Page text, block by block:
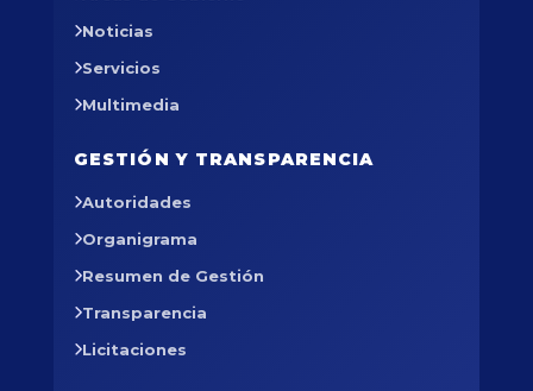
Noticias
Servicios
Multimedia
GESTIÓN Y TRANSPARENCIA
Autoridades
Organigrama
Resumen de Gestión
Transparencia
Licitaciones